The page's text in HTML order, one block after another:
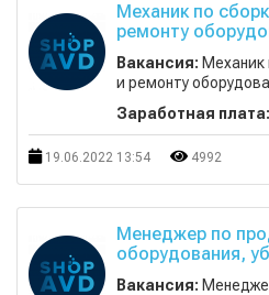
Механик по
ремонту
Вакансия: Механик
и ремонту
Заработная плата:
19.06.2022 13:54 4992
Менеджер по
оборудования,
Вакансия: